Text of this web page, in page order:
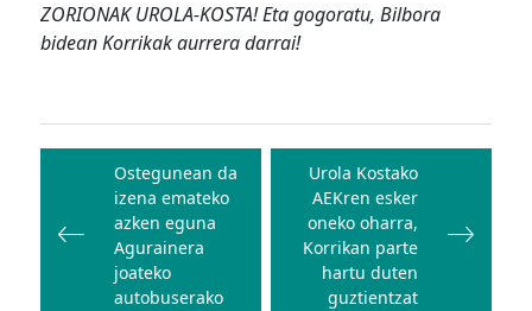
ZORIONAK UROLA-KOSTA! Eta gogoratu, Bilbora
bidean Korrikak aurrera darrai!
Bidalketetan
zehar
nabigatu
Ostegunean da
izena emateko
azken eguna
Agurainera
joateko
autobuserako
Urola Kostako
AEKren esker
oneko oharra,
Korrikan parte
hartu duten
guztientzat